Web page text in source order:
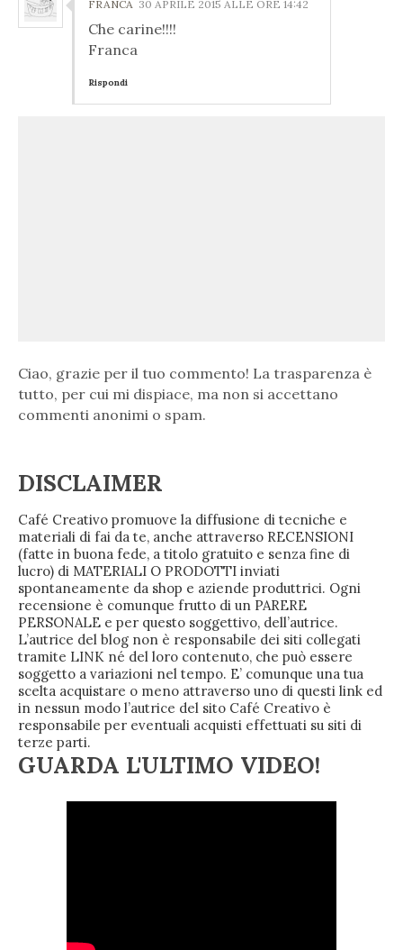
FRANCA 30 APRILE 2015 ALLE ORE 14:42
Che carine!!!!
Franca
Rispondi
Ciao, grazie per il tuo commento! La trasparenza è
tutto, per cui mi dispiace, ma non si accettano
commenti anonimi o spam.
DISCLAIMER
Café Creativo promuove la diffusione di tecniche e
materiali di fai da te, anche attraverso RECENSIONI
(fatte in buona fede, a titolo gratuito e senza fine di
lucro) di MATERIALI O PRODOTTI inviati
spontaneamente da shop e aziende produttrici. Ogni
recensione è comunque frutto di un PARERE
PERSONALE e per questo soggettivo, dell’autrice.
L’autrice del blog non è responsabile dei siti collegati
tramite LINK né del loro contenuto, che può essere
soggetto a variazioni nel tempo. E’ comunque una tua
scelta acquistare o meno attraverso uno di questi link ed
in nessun modo l’autrice del sito Café Creativo è
responsabile per eventuali acquisti effettuati su siti di
terze parti.
GUARDA L'ULTIMO VIDEO!